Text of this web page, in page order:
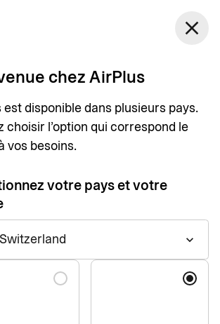
Login
close
chez AirPlus
est disponible dans plusieurs pays.
choisir l’option qui correspond le
vos besoins.
votre pays et votre
Switzerland keyboard_arrow_down
et tous les services numériques